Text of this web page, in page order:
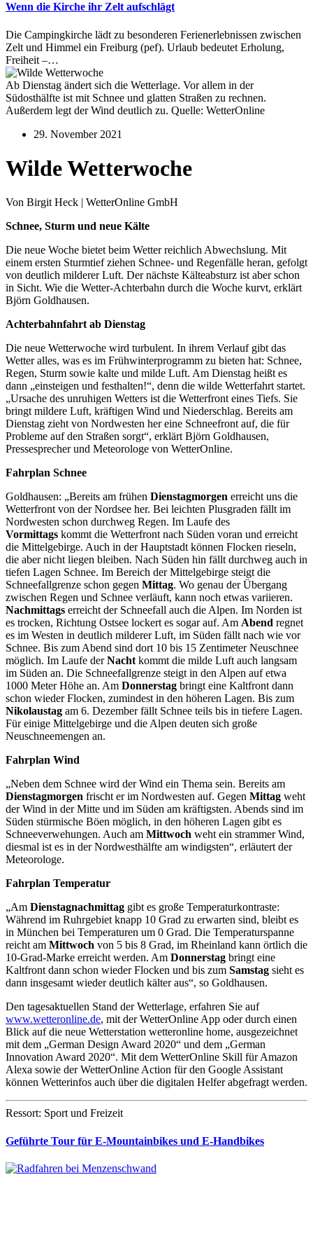
Wenn die Kirche ihr Zelt aufschlägt
Die Campingkirche lädt zu besonderen Ferienerlebnissen zwischen
Zelt und Himmel ein Freiburg (pef). Urlaub bedeutet Erholung,
Freiheit –…
Ab Dienstag ändert sich die Wetterlage. Vor allem in der
Südosthälfte ist mit Schnee und glatten Straßen zu rechnen.
Außerdem legt der Wind deutlich zu. Quelle: WetterOnline
29. November 2021
Wilde Wetterwoche
Von Birgit Heck | WetterOnline GmbH
Schnee, Sturm und neue Kälte
Die neue Woche bietet beim Wetter reichlich Abwechslung. Mit
einem ersten Sturmtief ziehen Schnee- und Regenfälle heran, gefolgt
von deutlich milderer Luft. Der nächste Kälteabsturz ist aber schon
in Sicht. Wie die Wetter-Achterbahn durch die Woche kurvt, erklärt
Björn Goldhausen.
Achterbahnfahrt ab Dienstag
Die neue Wetterwoche wird turbulent. In ihrem Verlauf gibt das
Wetter alles, was es im Frühwinterprogramm zu bieten hat: Schnee,
Regen, Sturm sowie kalte und milde Luft. Am Dienstag heißt es
dann „einsteigen und festhalten!“, denn die wilde Wetterfahrt startet.
„Ursache des unruhigen Wetters ist die Wetterfront eines Tiefs. Sie
bringt mildere Luft, kräftigen Wind und Niederschlag. Bereits am
Dienstag zieht von Nordwesten her eine Schneefront auf, die für
Probleme auf den Straßen sorgt“, erklärt Björn Goldhausen,
Pressesprecher und Meteorologe von WetterOnline.
Fahrplan Schnee
Goldhausen: „Bereits am frühen Dienstagmorgen erreicht uns die
Wetterfront von der Nordsee her. Bei leichten Plusgraden fällt im
Nordwesten schon durchweg Regen. Im Laufe des
Vormittags kommt die Wetterfront nach Süden voran und erreicht
die Mittelgebirge. Auch in der Hauptstadt können Flocken rieseln,
die aber nicht liegen bleiben. Nach Süden hin fällt durchweg auch in
tiefen Lagen Schnee. Im Bereich der Mittelgebirge steigt die
Schneefallgrenze schon gegen Mittag. Wo genau der Übergang
zwischen Regen und Schnee verläuft, kann noch etwas variieren.
Nachmittags erreicht der Schneefall auch die Alpen. Im Norden ist
es trocken, Richtung Ostsee lockert es sogar auf. Am Abend regnet
es im Westen in deutlich milderer Luft, im Süden fällt nach wie vor
Schnee. Bis zum Abend sind dort 10 bis 15 Zentimeter Neuschnee
möglich. Im Laufe derNachtkommt die milde Luft auch langsam
im Süden an. Die Schneefallgrenze steigt in den Alpen auf etwa
1000 Meter Höhe an. Am Donnerstag bringt eine Kaltfront dann
schon wieder Flocken, zumindest in den höheren Lagen. Bis zum
Nikolaustag am 6. Dezember fällt Schnee teils bis in tiefere Lagen.
Für einige Mittelgebirge und die Alpen deuten sich große
Neuschneemengen an.
Fahrplan Wind
„Neben dem Schnee wird der Wind ein Thema sein. Bereits am
Dienstagmorgen frischt er im Nordwesten auf. Gegen Mittag weht
der Wind in der Mitte und im Süden am kräftigsten. Abends sind im
Süden stürmische Böen möglich, in den höheren Lagen gibt es
Schneeverwehungen. Auch am Mittwoch weht ein strammer Wind,
diesmal ist es in der Nordwesthälfte am windigsten“, erläutert der
Meteorologe.
Fahrplan Temperatur
„Am Dienstagnachmittag gibt es große Temperaturkontraste:
Während im Ruhrgebiet knapp 10 Grad zu erwarten sind, bleibt es
in München bei Temperaturen um 0 Grad. Die Temperaturspanne
reicht am Mittwoch von 5 bis 8 Grad, im Rheinland kann örtlich die
10-Grad-Marke erreicht werden. Am Donnerstag bringt eine
Kaltfront dann schon wieder Flocken und bis zum Samstag sieht es
dann insgesamt wieder deutlich kälter aus“, so Goldhausen.
Den tagesaktuellen Stand der Wetterlage, erfahren Sie auf
www.wetteronline.de, mit der WetterOnline App oder durch einen
Blick auf die neue Wetterstation wetteronline home, ausgezeichnet
mit dem „German Design Award 2020“ und dem „German
Innovation Award 2020“. Mit dem WetterOnline Skill für Amazon
Alexa sowie der WetterOnline Action für den Google Assistant
können Wetterinfos auch über die digitalen Helfer abgefragt werden.
Ressort: Sport und Freizeit
Geführte Tour für E-Mountainbikes und E-Handbikes